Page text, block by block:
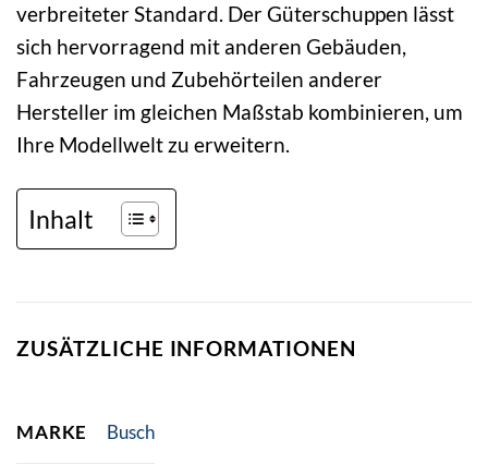
verbreiteter Standard. Der Güterschuppen lässt
sich hervorragend mit anderen Gebäuden,
Fahrzeugen und Zubehörteilen anderer
Hersteller im gleichen Maßstab kombinieren, um
Ihre Modellwelt zu erweitern.
Inhalt
ZUSÄTZLICHE INFORMATIONEN
MARKE Busch